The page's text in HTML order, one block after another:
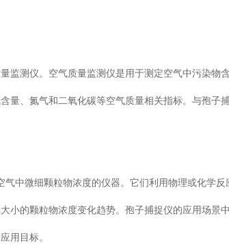
监测仪。空气质量监测仪是用于测定空气中污染物
量、氮气和二氧化碳等空气质量相关指标。与孢子
中微细颗粒物浓度的仪器。它们利用物理或化学
小的颗粒物浓度变化趋势。孢子捕捉仪的应用场景
用目标。